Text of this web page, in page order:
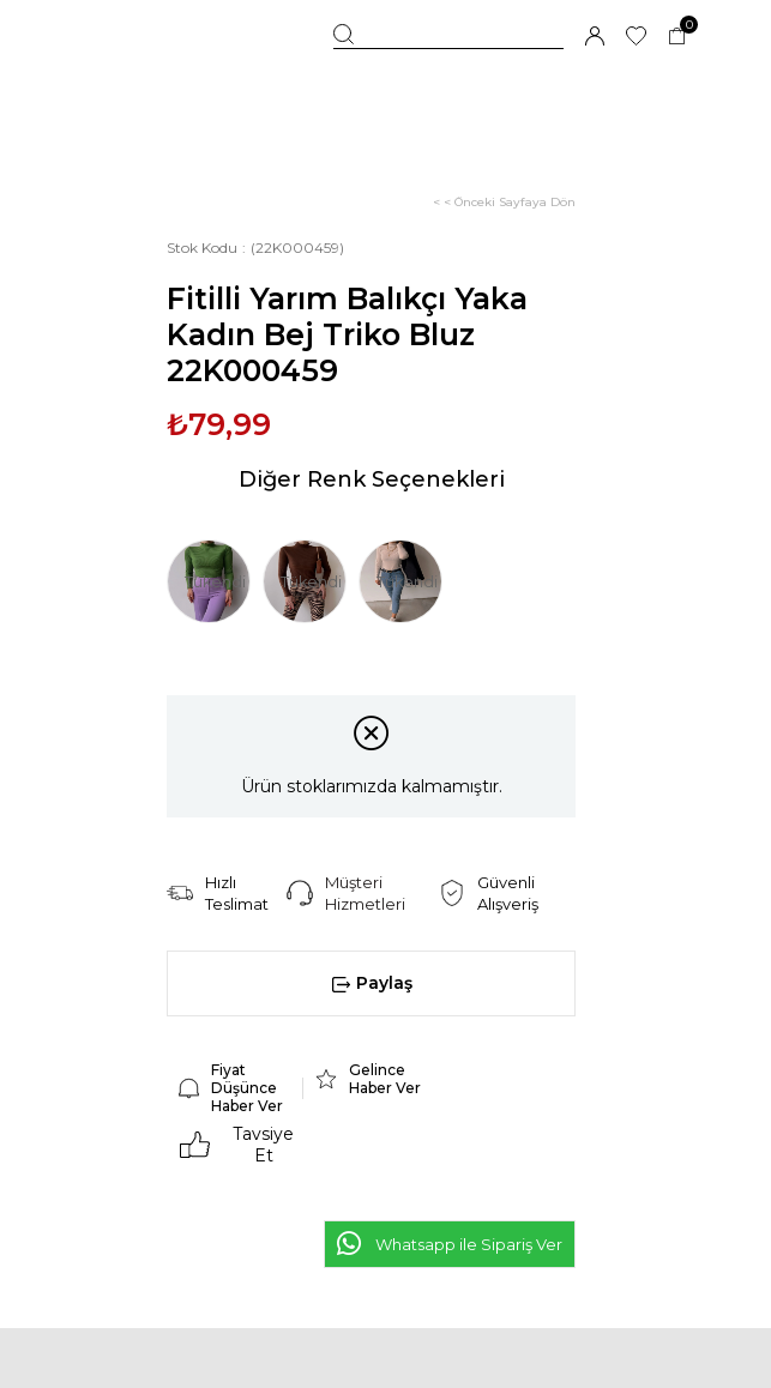
0
< < Önceki Sayfaya Dön
Stok Kodu (22K000459)
Fitilli Yarım Balıkçı Yaka
Kadın Bej Triko Bluz
22K000459
₺79,99
Diğer Renk Seçenekleri
Tükendi Tükendi Tükendi
Ürün stoklarımızda kalmamıştır.
Hızlı
Teslimat
Müşteri
Hizmetleri
Güvenli
Alışveriş
Paylaş
Fiyat
Düşünce
Haber Ver
Gelince
Haber Ver
Tavsiye
Et
Whatsapp ile Sipariş Ver